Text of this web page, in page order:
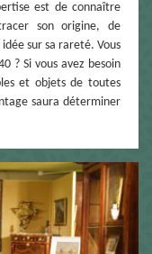
est de connaître
son origine, de
sur sa rareté. Vous
? Si vous avez besoin
et objets de toutes
saura déterminer